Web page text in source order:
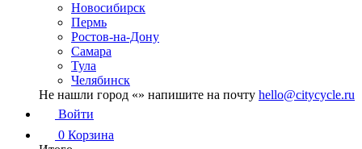
Новосибирск
Пермь
Ростов-на-Дону
Самара
Тула
Челябинск
Не нашли город «» напишите на почту hello@citycycle.ru
Войти
0 Корзина